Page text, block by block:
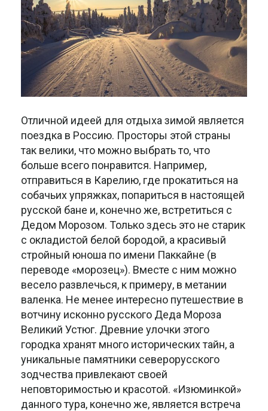
Отличной идеей для отдыха зимой является
поездка в Россию. Просторы этой страны
так велики, что можно выбрать то, что
больше всего понравится. Например,
отправиться в Карелию, где прокатиться на
собачьих упряжках, попариться в настоящей
русской бане и, конечно же, встретиться с
Дедом Морозом. Только здесь это не старик
с окладистой белой бородой, а красивый
стройный юноша по имени Паккайне (в
переводе «морозец»). Вместе с ним можно
весело развлечься, к примеру, в метании
валенка. Не менее интересно путешествие в
вотчину исконно русского Деда Мороза
Великий Устюг. Древние улочки этого
городка хранят много исторических тайн, а
уникальные памятники северорусского
зодчества привлекают своей
неповторимостью и красотой. «Изюминкой»
данного тура, конечно же, является встреча